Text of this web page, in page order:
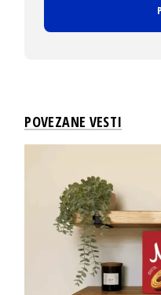
POVEZANE VESTI